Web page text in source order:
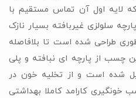
اول آن تماس مستقیم با
سلولزی غیربافته بسیار نازک
طراحی شده است تا بلافاصله
چسب از پارچه ای نبافته و پلی
شده است و از تخلیه خون در
کارامد کاملا بهداشتی